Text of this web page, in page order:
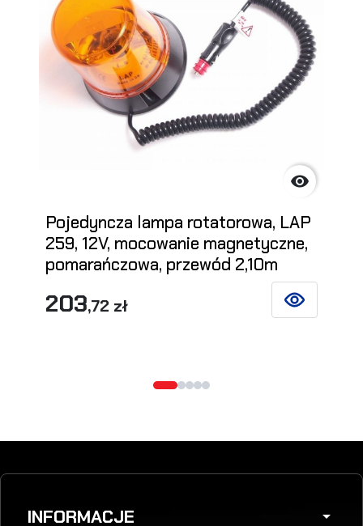

Pojedyncza lampa rotatorowa, LAP
259, 12V, mocowanie magnetyczne,
pomarańczowa, przewód 2,10m
203,72 zł ZOBACZ
INFORMACJE arrow_drop_down